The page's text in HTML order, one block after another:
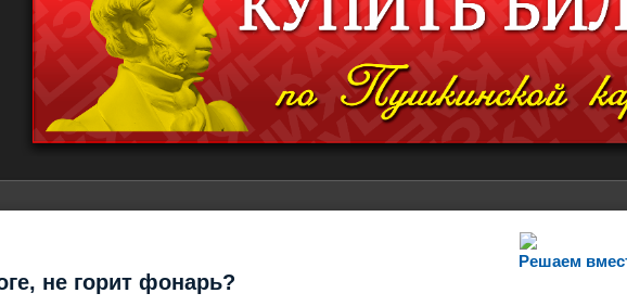
Решаем
не горит фонарь?